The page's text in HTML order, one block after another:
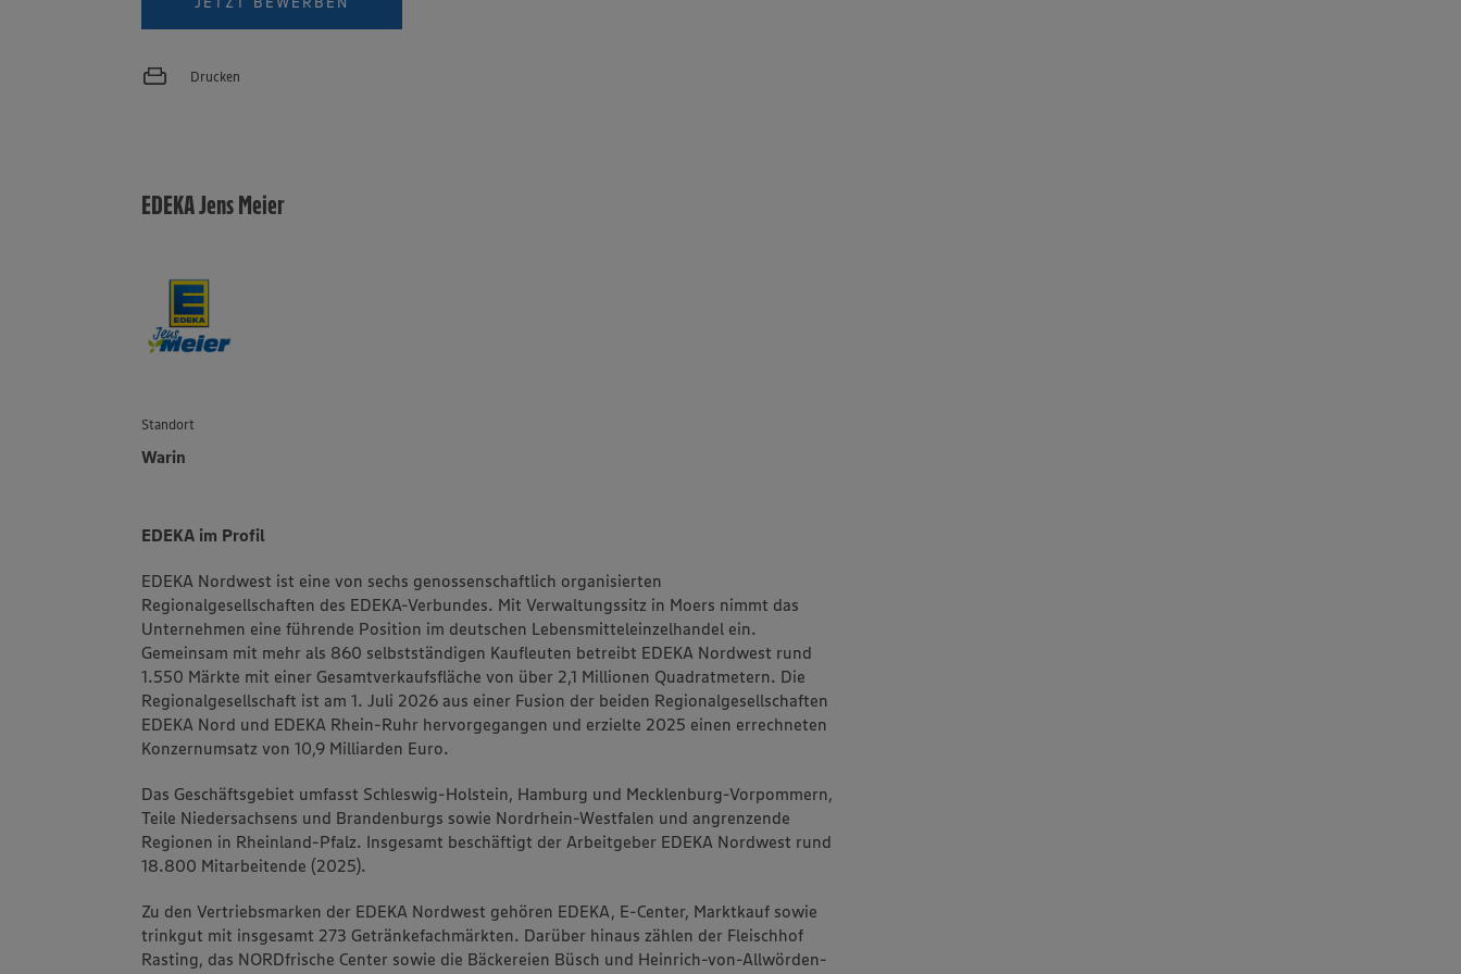
Drucken
EDEKA Jens Meier
Standort
Warin
EDEKA im Profil
EDEKA Nordwest ist eine von sechs genossenschaftlich organisierten
Regionalgesellschaften des EDEKA-Verbundes. Mit Verwaltungssitz in Moers nimmt das
Unternehmen eine führende Position im deutschen Lebensmitteleinzelhandel ein.
Gemeinsam mit mehr als 860 selbstständigen Kaufleuten betreibt EDEKA Nordwest rund
1.550 Märkte mit einer Gesamtverkaufsfläche von über 2,1 Millionen Quadratmetern. Die
Regionalgesellschaft ist am 1. Juli 2026 aus einer Fusion der beiden Regionalgesellschaften
EDEKA Nord und EDEKA Rhein-Ruhr hervorgegangen und erzielte 2025 einen errechneten
Konzernumsatz von 10,9 Milliarden Euro.
Das Geschäftsgebiet umfasst Schleswig-Holstein, Hamburg und Mecklenburg-Vorpommern,
Teile Niedersachsens und Brandenburgs sowie Nordrhein-Westfalen und angrenzende
Regionen in Rheinland-Pfalz. Insgesamt beschäftigt der Arbeitgeber EDEKA Nordwest rund
18.800 Mitarbeitende (2025).
Zu den Vertriebsmarken der EDEKA Nordwest gehören EDEKA, E-Center, Marktkauf sowie
trinkgut mit insgesamt 273 Getränkefachmärkten. Darüber hinaus zählen der Fleischhof
Rasting, das NORDfrische Center sowie die Bäckereien Büsch und Heinrich-von-Allwörden-